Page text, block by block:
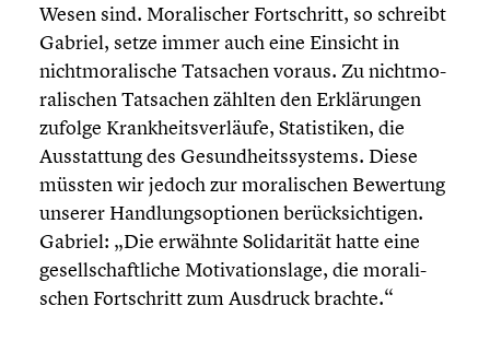
Wesen sind. Morali­scher Fortschritt, so schreibt
Gabriel, setze immer auch eine Einsicht in
nicht­mo­ra­li­sche Tatsachen voraus. Zu nicht­mo­
ra­li­schen Tatsachen zählten den Erklä­run­gen
zufolge Krank­heits­ver­läufe, Statis­ti­ken, die
Ausstat­tung des Gesund­heits­sys­tems. Diese
müssten wir jedoch zur morali­schen Bewertung
unserer Handlungs­op­tio­nen berück­sich­ti­gen.
Gabriel: „Die erwähnte Solida­ri­tät hatte eine
gesell­schaft­li­che Motiva­ti­ons­lage, die morali­
schen Fortschritt zum Ausdruck brachte.“